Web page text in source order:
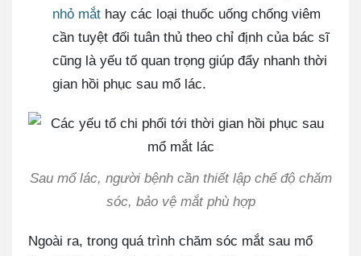
nhỏ mắt hay các loại thuốc uống chống viêm
cần tuyệt đối tuân thủ theo chỉ định của bác sĩ
cũng là yếu tố quan trọng giúp đẩy nhanh thời
gian hồi phục sau mổ lác.
Sau mổ lác, người bệnh cần thiết lập chế độ chăm
sóc, bảo vệ mắt phù hợp
Ngoài ra, trong quá trình chăm sóc mắt sau mổ